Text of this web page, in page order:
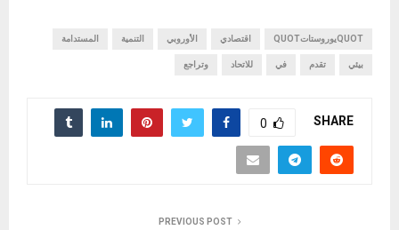
QUOTيوروستاتQUOT اقتصادي الأوروبي التنمية المستدامة
بيئي تقدم في للاتحاد وتراجع
SHARE
0
PREVIOUS POST